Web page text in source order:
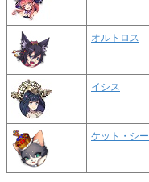
オルトロス
イシス
ケット・シー